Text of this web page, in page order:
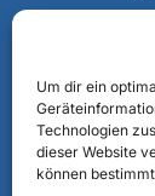
Um dir ein
Technologien
dieser Website
können